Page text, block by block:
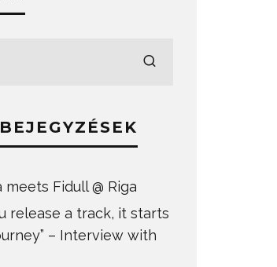
meets Fidull @ Riga
release a track, it starts
– Interview with